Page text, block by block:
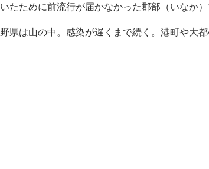
たために前流行が届かなかった郡部（いなか
県は山の中。感染が遅くまで続く。港町や大